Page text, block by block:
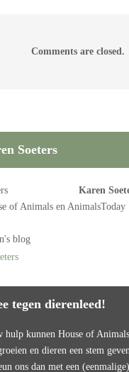
Comments are closed.
Soeters
Karen
of Animals en AnimalsToday
blog
tegen dierenleed!
hulp kunnen House of
en dieren een stem
ons dan met een